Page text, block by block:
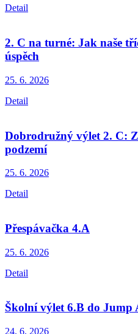
Detail
2. C na turné: Jak naše
úspěch
25. 6. 2026
Detail
Dobrodružný výlet 2. C:
podzemí
25. 6. 2026
Detail
Přespávačka 4.A
25. 6. 2026
Detail
Školní výlet 6.B do Jump
24. 6. 2026